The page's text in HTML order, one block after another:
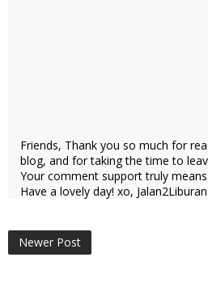
Friends, Thank you so much for
blog, and for taking the time to
Your comment support truly
Have a lovely day! xo, Jalan2Liburan
Newer Post